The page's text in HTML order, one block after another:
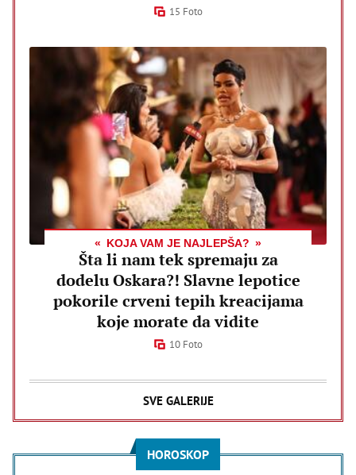
15 Foto
KOJA VAM JE NAJLEPŠA?
Šta li nam tek spremaju za
dodelu Oskara?! Slavne lepotice
pokorile crveni tepih kreacijama
koje morate da vidite
10 Foto
SVE GALERIJE
HOROSKOP